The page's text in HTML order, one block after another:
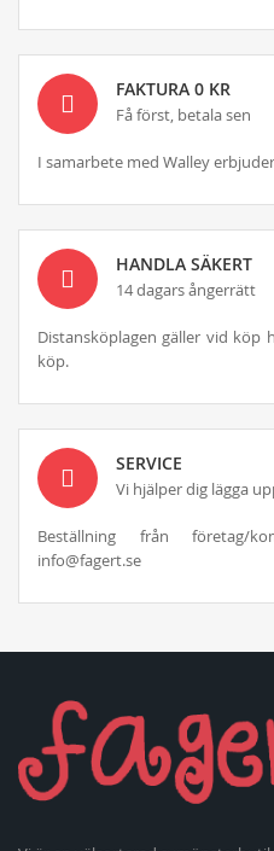
FAKTURA 0 KR
Få först, betala sen
I samarbete med Walley
HANDLA SÄKERT
14 dagars ångerrätt
Distansköplagen gäller vid köp
köp.
SERVICE
Vi hjälper dig lägga
Beställning från företag/
info@fagert.se